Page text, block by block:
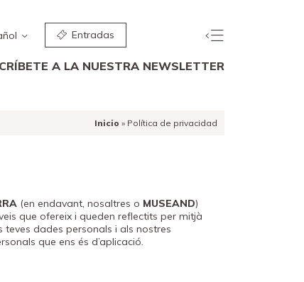
Entradas
A LA NUESTRA NEWSLETTER
Inicio » Política de privacidad
(en endavant, nosaltres o MUSEAND)
que ofereix i queden reflectits per mitjà
teves dades personals i als nostres
que ens és d’aplicació.